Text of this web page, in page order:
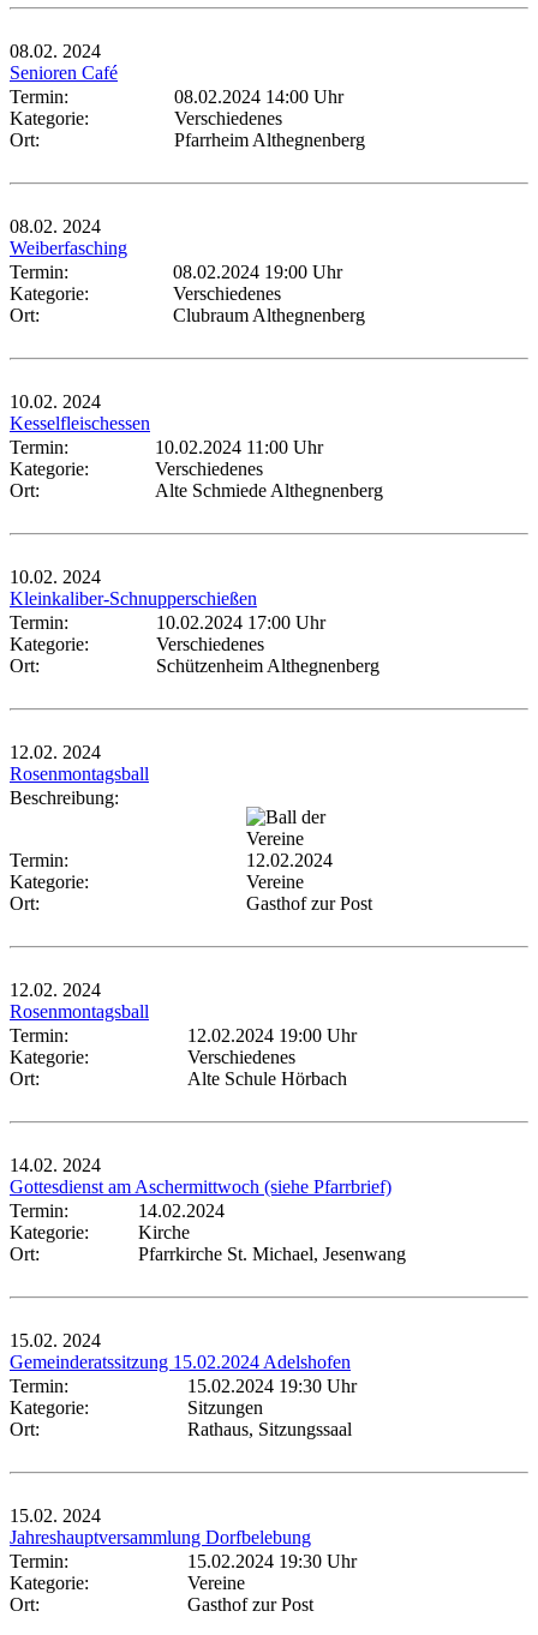
08.02. 2024
Senioren Café
Termin:
08.02.2024 14:00 Uhr
Kategorie:
Verschiedenes
Ort:
Pfarrheim Althegnenberg
08.02. 2024
Weiberfasching
Termin:
08.02.2024 19:00 Uhr
Kategorie:
Verschiedenes
Ort:
Clubraum Althegnenberg
10.02. 2024
Kesselfleischessen
Termin:
10.02.2024 11:00 Uhr
Kategorie:
Verschiedenes
Ort:
Alte Schmiede Althegnenberg
10.02. 2024
Kleinkaliber-Schnupperschießen
Termin:
10.02.2024 17:00 Uhr
Kategorie:
Verschiedenes
Ort:
Schützenheim Althegnenberg
12.02. 2024
Rosenmontagsball
Beschreibung:
Termin:
12.02.2024
Kategorie:
Vereine
Ort:
Gasthof zur Post
12.02. 2024
Rosenmontagsball
Termin:
12.02.2024 19:00 Uhr
Kategorie:
Verschiedenes
Ort:
Alte Schule Hörbach
14.02. 2024
Gottesdienst am Aschermittwoch (siehe Pfarrbrief)
Termin:
14.02.2024
Kategorie:
Kirche
Ort:
Pfarrkirche St. Michael, Jesenwang
15.02. 2024
Gemeinderatssitzung 15.02.2024 Adelshofen
Termin:
15.02.2024 19:30 Uhr
Kategorie:
Sitzungen
Ort:
Rathaus, Sitzungssaal
15.02. 2024
Jahreshauptversammlung Dorfbelebung
Termin:
15.02.2024 19:30 Uhr
Kategorie:
Vereine
Ort:
Gasthof zur Post